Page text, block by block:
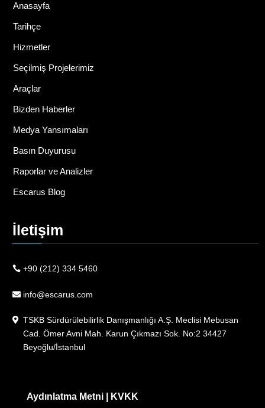
Anasayfa
Tarihçe
Hizmetler
Seçilmiş Projelerimiz
Araçlar
Bizden Haberler
Medya Yansımaları
Basın Duyurusu
Raporlar ve Analizler
Escarus Blog
İletişim
+90 (212) 334 5460
info@escarus.com
TSKB Sürdürülebilirlik Danışmanlığı A.Ş. Meclisi Mebusan
Cad. Ömer Avni Mah. Karun Çıkmazı Sok. No:2 34427
Beyoğlu/İstanbul
Aydınlatma Metni| KVKK